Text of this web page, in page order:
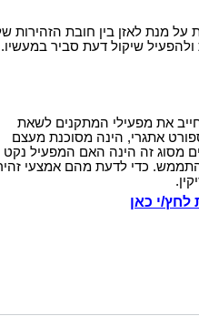
מנת לאזן בין חובת הזהירות
שיקול דעת סביר במעשיו.
את מפעילי המתקנים לשאת
אתגרי, הינה מסוכנת מעצם
מסוג זה הינה האם המפעיל נקט
כדי לדעת מהם אמצעי
לחץ/י כאן